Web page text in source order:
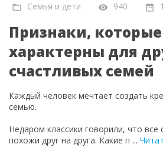
Семья и дети 940
Признаки, которые
характерны для
счастливых семей
Каждый человек мечтает создать
семью.
Недаром классики говорили, что все
похожи друг на друга. Какие п ...